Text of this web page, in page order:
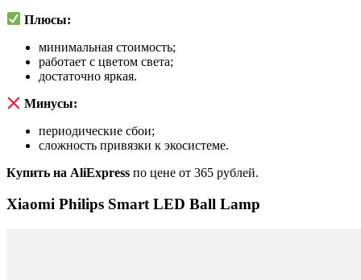
Плюсы:
минимальная стоимость;
работает с цветом света;
достаточно яркая.
Минусы:
периодические сбои;
сложность привязки к экосистеме.
Купить на AliExpress по цене от 365 рублей.
Xiaomi Philips Smart LED Ball Lamp